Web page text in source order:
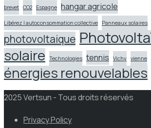
brevet CO2 Espagne hangar agricole
Libérez l autoconsommation collective Panneaux solaires
photovoltaique
solaire Technologies tennis Vichy vienne
énergies renouvelables
2025 Vertsun - Tous droits réservés
Privacy Policy